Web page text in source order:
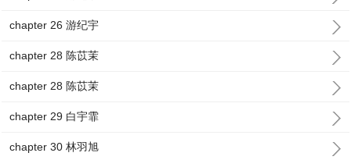
chapter 26 游纪宇
chapter 28 陈苡茉
chapter 28 陈苡茉
chapter 29 白宇霏
chapter 30 林羽旭